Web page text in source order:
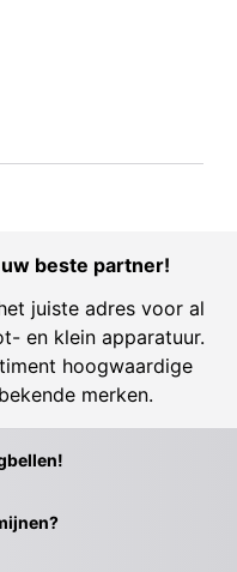
beste partner!
juiste adres voor al
en klein apparatuur.
hoogwaardige
merken.